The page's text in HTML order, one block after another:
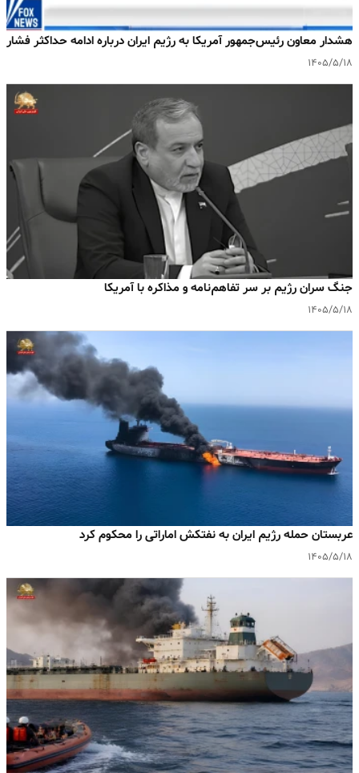
هشدار معاون رئیس‌جمهور آمریکا به رژیم ایران درباره ادامه حداکثر فشار
۱۴۰۵/۵/۱۸
جنگ سران رژیم بر سر تفاهم‌نامه و مذاکره با آمریکا
۱۴۰۵/۵/۱۸
عربستان حمله رژیم ایران به نفتکش اماراتی را محکوم کرد
۱۴۰۵/۵/۱۸